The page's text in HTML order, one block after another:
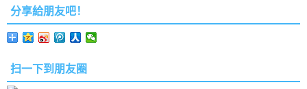
分享給朋友吧！
扫一下到朋友圈